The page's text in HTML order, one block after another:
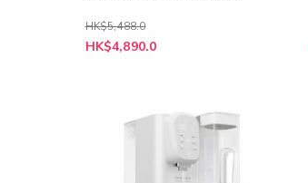
$3388))
HK$5,488.0
特
殊
HK$4,890.0